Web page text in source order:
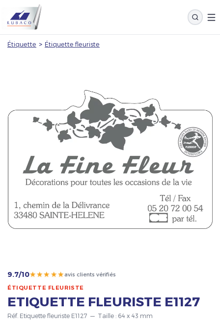
Étiquette > Étiquette fleuriste
9.7/10★★★★★avis clients vérifiés
ÉTIQUETTE FLEURISTE
ETIQUETTE FLEURISTE E1127
Réf. Etiquette fleuriste E1127 — Taille : 64 x 43 mm